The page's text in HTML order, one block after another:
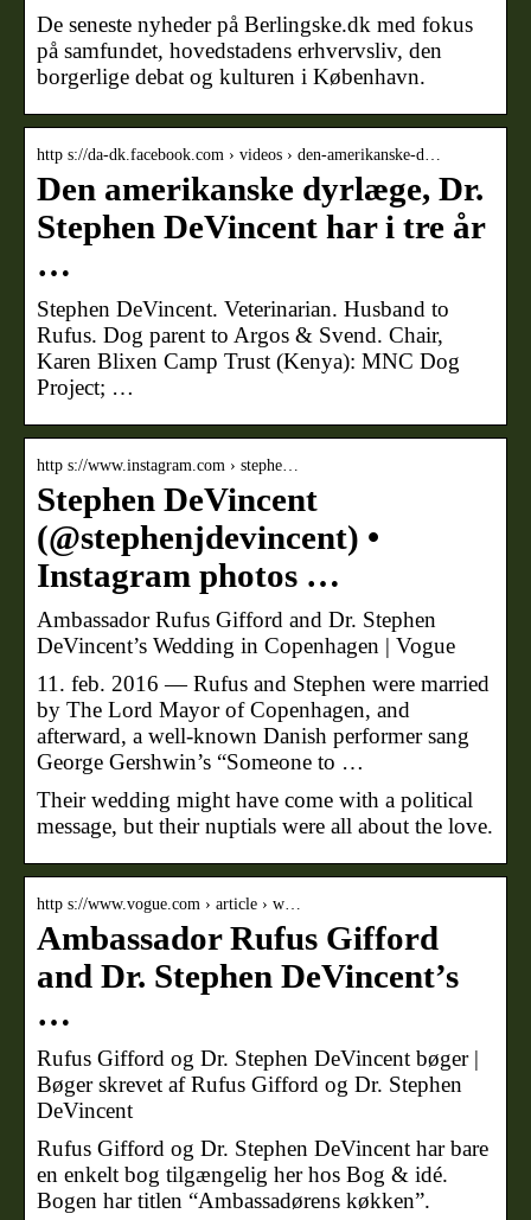
De seneste nyheder på Berlingske.dk med fokus
på samfundet, hovedstadens erhvervsliv, den
borgerlige debat og kulturen i København.
http s://da-dk.facebook.com › videos › den-amerikanske-d…
Den amerikanske dyrlæge, Dr.
Stephen DeVincent har i tre år
…
Stephen DeVincent. Veterinarian. Husband to
Rufus. Dog parent to Argos & Svend. Chair,
Karen Blixen Camp Trust (Kenya): MNC Dog
Project; …
http s://www.instagram.com › stephe…
Stephen DeVincent
(@stephenjdevincent) •
Instagram photos …
Ambassador Rufus Gifford and Dr. Stephen
DeVincent’s Wedding in Copenhagen | Vogue
11. feb. 2016 — Rufus and Stephen were married
by The Lord Mayor of Copenhagen, and
afterward, a well-known Danish performer sang
George Gershwin’s “Someone to …
Their wedding might have come with a political
message, but their nuptials were all about the love.
http s://www.vogue.com › article › w…
Ambassador Rufus Gifford
and Dr. Stephen DeVincent’s
…
Rufus Gifford og Dr. Stephen DeVincent bøger |
Bøger skrevet af Rufus Gifford og Dr. Stephen
DeVincent
Rufus Gifford og Dr. Stephen DeVincent har bare
en enkelt bog tilgængelig her hos Bog & idé.
Bogen har titlen “Ambassadørens køkken”.